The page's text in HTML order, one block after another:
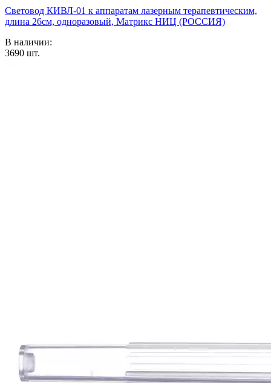
Световод КИВЛ-01 к аппаратам лазерным терапевтическим,
длина 26см, одноразовый, Матрикс НИЦ (РОССИЯ)
В наличии:
3690 шт.